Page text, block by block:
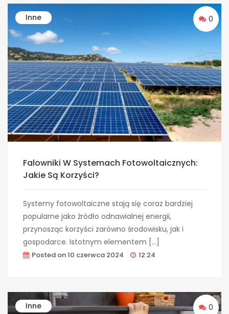
Inne 0
Falowniki W Systemach Fotowoltaicznych:
Jakie Są Korzyści?
Systemy fotowoltaiczne stają się coraz bardziej
popularne jako źródło odnawialnej energii,
przynosząc korzyści zarówno środowisku, jak i
gospodarce. Istotnym elementem […]
Posted on10 czerwca 2024 12:24
Inne 0